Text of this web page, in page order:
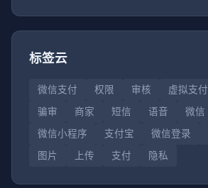
标签云
微信支付 权限 审核 虚拟支付
骗审
商家 短信 语音 微信
微信小程序
支付宝 微信登录
图片
上传 支付 隐私